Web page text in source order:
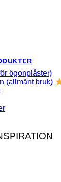
ögonplåster)
(allmänt bruk)